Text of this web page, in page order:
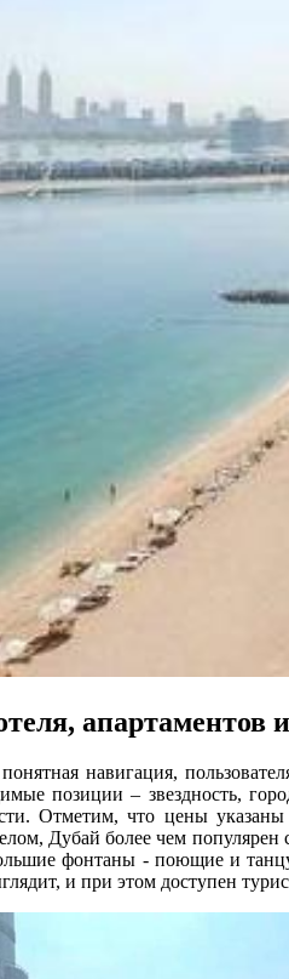
апартаментов и
навигация,
позиции – звездность,
Отметим, что цены
Дубай более чем
фонтаны - поющие и
и при этом доступен